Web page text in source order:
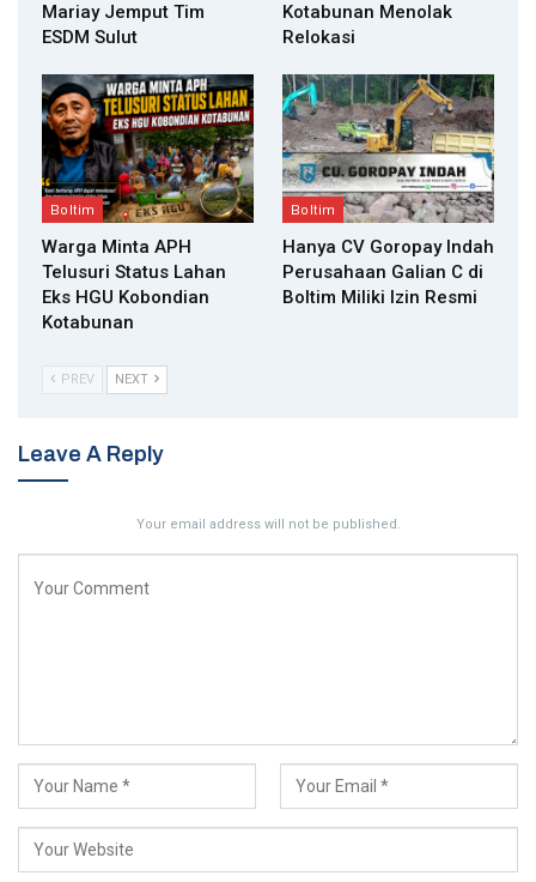
Mariay Jemput Tim
ESDM Sulut
Kotabunan Menolak
Relokasi
Boltim
Warga Minta APH
Telusuri Status Lahan
Eks HGU Kobondian
Kotabunan
Boltim
Hanya CV Goropay Indah
Perusahaan Galian C di
Boltim Miliki Izin Resmi
PREV NEXT
Leave A Reply
Your email address will not be published.